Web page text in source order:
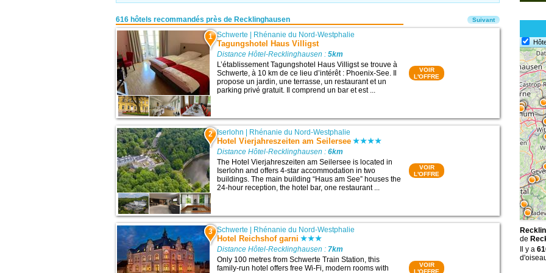
616 hôtels recommandés près de Recklinghausen
1 Schwerte | Rhénanie du Nord-Westphalie
Tagungshotel Haus Villigst
Distance Hôtel-Recklinghausen :5km
L’établissement Tagungshotel Haus Villigst se trouve à
Schwerte, à 10 km de ce lieu d’intérêt : Phoenix-See. Il
propose un jardin, une terrasse, un restaurant et un
parking privé gratuit. Il comprend un bar et est ...
VOIR
L'OFFRE
2 Iserlohn | Rhénanie du Nord-Westphalie
Hotel Vierjahreszeiten am Seilersee
Distance Hôtel-Recklinghausen :6km
The Hotel Vierjahreszeiten am Seilersee is located in
Iserlohn and offers 4-star accommodation in two
buildings. The main building “Haus am See” houses the
24-hour reception, the hotel bar, one restaurant ...
VOIR
L'OFFRE
3 Schwerte Rhénanie du Nord-Westphalie
Hotel Reichshof garni
Distance Hôtel-Recklinghausen : 7km
Only 100 metres from Schwerte Train Station, this
family-run hotel offers free Wi-Fi, modern rooms with
VOIR
L'OFFRE
Suivant
de
Il y a